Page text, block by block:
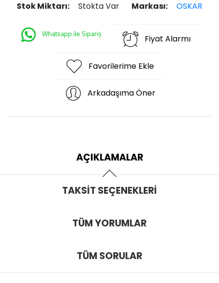
Stok Miktarı:
Stokta Var Markası: OSKAR
Whatsapp ile Sipariş Fiyat Alarmı
Favorilerime Ekle
Arkadaşıma Öner
AÇIKLAMALAR
TAKSIT SEÇENEKLERI
TÜM YORUMLAR
TÜM SORULAR